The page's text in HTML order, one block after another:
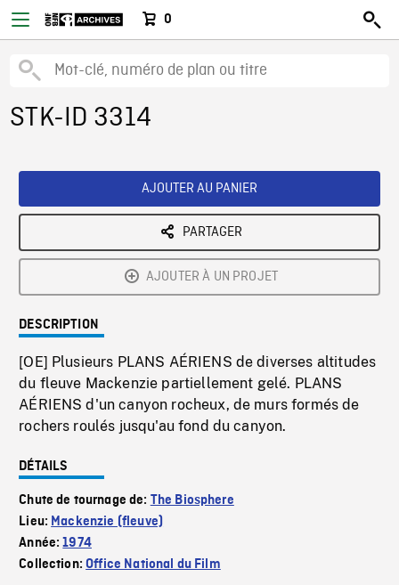
0
STK-ID 3314
AJOUTER AU PANIER
PARTAGER
AJOUTER À UN PROJET
DESCRIPTION
[OE] Plusieurs PLANS AÉRIENS de diverses altitudes
du fleuve Mackenzie partiellement gelé. PLANS
AÉRIENS d'un canyon rocheux, de murs formés de
rochers roulés jusqu'au fond du canyon.
DÉTAILS
Chute de tournage de: The Biosphere
Lieu: Mackenzie (fleuve)
Année:1974
Collection:Office National du Film